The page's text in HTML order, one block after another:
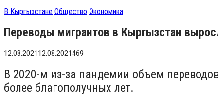
В Кыргызстане Общество Экономика
Переводы мигрантов в Кыргызстан
12.08.202112.08.2021469
В 2020-м из-за пандемии объем
более благополучных лет.